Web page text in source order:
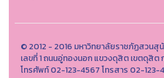
© 2012 - 2016 มหาวิทยาลัยราชภัฏสวนสุ
เลขที่ 1 ถนนอู่ทองนอก แขวงดุสิต เขตดุสิต
โทรศัพท์ 02-123-4567 โทรสาร 02-123-